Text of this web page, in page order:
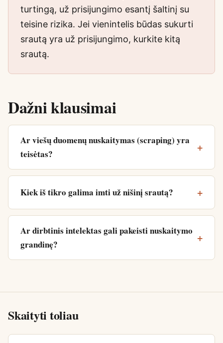
turtingą, už prisijungimo esantį šaltinį su
teisine rizika. Jei vienintelis būdas sukurti
srautą yra už prisijungimo, kurkite kitą
srautą.
Dažni klausimai
Ar viešų duomenų nuskaitymas (scraping) yra
teisėtas?
Kiek iš tikro galima imti už nišinį srautą?
Ar dirbtinis intelektas gali pakeisti nuskaitymo
grandinę?
Skaityti toliau